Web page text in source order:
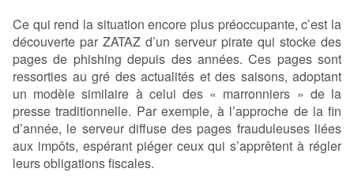
Ce qui rend la situation encore plus préoccupante, c’est la
découverte par ZATAZ d’un serveur pirate qui stocke des
pages de phishing depuis des années. Ces pages sont
ressorties au gré des actualités et des saisons, adoptant
un modèle similaire à celui des « marronniers » de la
presse traditionnelle. Par exemple, à l’approche de la fin
d’année, le serveur diffuse des pages frauduleuses liées
aux impôts, espérant piéger ceux qui s’apprêtent à régler
leurs obligations fiscales.